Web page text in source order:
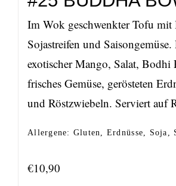
Im Wok geschwenkter Tofu mit
Sojastreifen und Saisongemüse.
exotischer Mango, Salat, Bodhi
frisches Gemüse, gerösteten
und Röstzwiebeln. Serviert auf
Allergene: Gluten, Erdnüsse, Soja,
€10,90